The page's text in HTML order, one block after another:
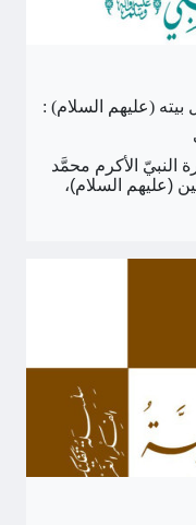
بيته (عليهم السلام) :
النبيّ الأكرم محمَّد
(عليهم السلام)،